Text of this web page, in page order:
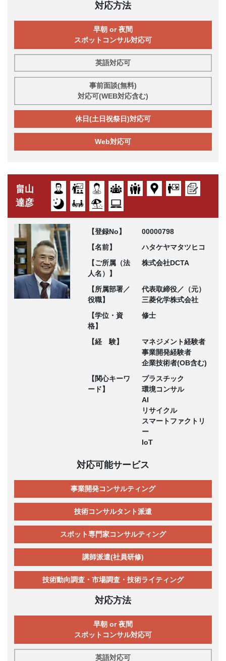
対応方法
早朝 or 夜間
スポットコンサル対応可
英語対応可
事前面談(無料)
対応可(WEB対応含む)
休日(土日祝祭日)対応可
Web対応可
畠山
達彦
【登録No】
00000798
【名前】
ハタケヤマタツヒコ
【ご所属（法
人名）】
株式会社DCTA
【所属部署／
役職】
代表取締役／（元）
三菱化学株式会社
【学位・資
格】
修士
【経 験】
マネジメント経験者
事業開発経験者
企業技術者(OB含む)
【関心キーワ
ード】
プラスチック
環境コンサル
AI
リサイクル
スマートファクトリ
ー
IoT
対応可能サービス
事業開発コンサルティング
技術コンサルタント派遣
スポット専門家コンサルティング
講師派遣(社員研修)
技術動向調査・市場調査・技術ライティング
対応方法
早朝 or 夜間
スポットコンサル対応可
英語対応可